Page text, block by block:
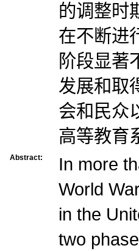
的调整时
在不断进
阶段显著
发展和取
会和民众
高等教育
Abstract:
In more
World
in the
two